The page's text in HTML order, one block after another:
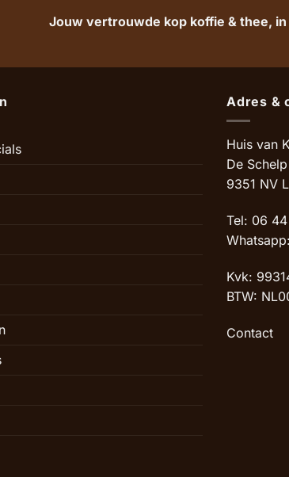
Jouw vertrouwde kop koffie & thee,
Adres &
Huis van
De
9351 NV
Tel: 06
Kvk:
BTW:
Contact